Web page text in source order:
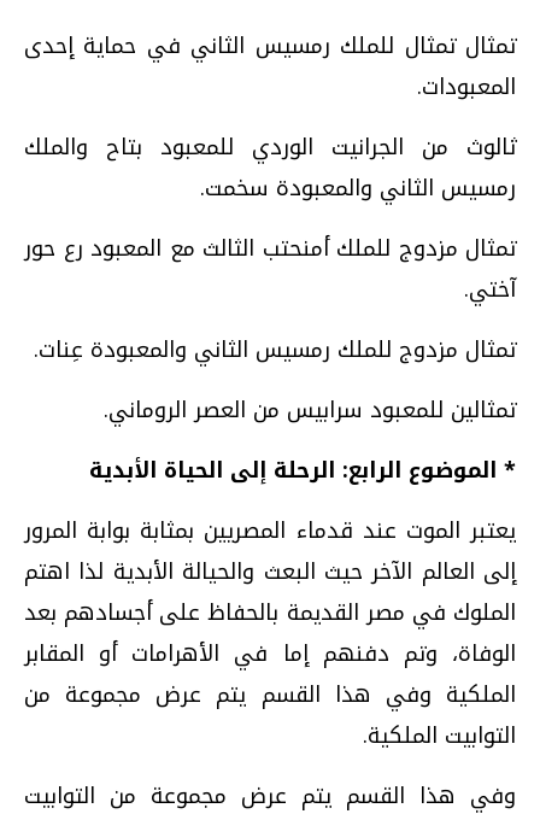
تمثال تمثال للملك رمسيس الثاني في حماية إحدى
المعبودات.
ثالوث من الجرانيت الوردي للمعبود بتاح والملك
رمسيس الثاني والمعبودة سخمت.
تمثال مزدوج للملك أمنحتب الثالث مع المعبود رع حور
آختي.
تمثال مزدوج للملك رمسيس الثاني والمعبودة عِنات.
تمثالين للمعبود سرابيس من العصر الروماني.
* الموضوع الرابع: الرحلة إلى الحياة الأبدية
يعتبر الموت عند قدماء المصريين بمثابة بوابة المرور
إلى العالم الآخر حيث البعث والحيالة الأبدية لذا اهتم
الملوك في مصر القديمة بالحفاظ على أجسادهم بعد
الوفاة، وتم دفنهم إما في الأهرامات أو المقابر
الملكية وفي هذا القسم يتم عرض مجموعة من
التوابيت الملكية.
وفي هذا القسم يتم عرض مجموعة من التوابيت